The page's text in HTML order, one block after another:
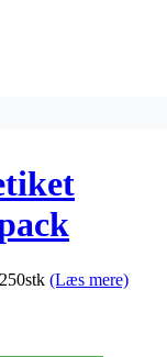
(Læs mere)